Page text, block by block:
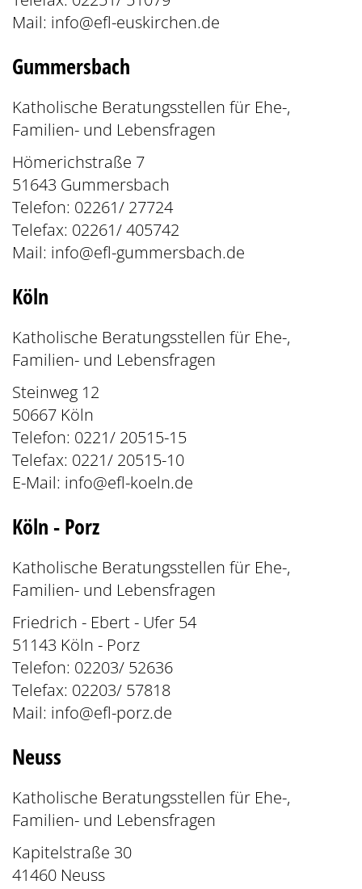
Mail: info@efl-euskirchen.de
Gummersbach
Katholische Beratungsstellen für Ehe-,
Familien- und Lebensfragen
Hömerichstraße 7
51643 Gummersbach
Telefon: 02261/ 27724
Telefax: 02261/ 405742
Mail: info@efl-gummersbach.de
Köln
Katholische Beratungsstellen für Ehe-,
Familien- und Lebensfragen
Steinweg 12
50667 Köln
Telefon: 0221/ 20515-15
Telefax: 0221/ 20515-10
E-Mail: info@efl-koeln.de
Köln - Porz
Katholische Beratungsstellen für Ehe-,
Familien- und Lebensfragen
Friedrich - Ebert - Ufer 54
51143 Köln - Porz
Telefon: 02203/ 52636
Telefax: 02203/ 57818
Mail: info@efl-porz.de
Neuss
Katholische Beratungsstellen für Ehe-,
Familien- und Lebensfragen
Kapitelstraße 30
41460 Neuss